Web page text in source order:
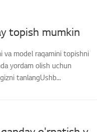
topish mumkin
model raqamini topishni
yordam olish uchun
tanlangUshb...